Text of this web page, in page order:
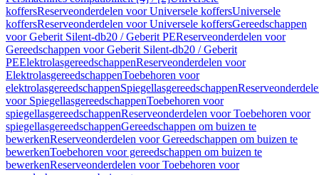
koffersReserveonderdelen voor Universele koffersUniversele
koffersReserveonderdelen voor Universele koffersGereedschappen
voor Geberit Silent-db20 / Geberit PEReserveonderdelen voor
Gereedschappen voor Geberit Silent-db20 / Geberit
PEElektrolasgereedschappenReserveonderdelen voor
ElektrolasgereedschappenToebehoren voor
elektrolasgereedschappenSpiegellasgereedschappen
voor SpiegellasgereedschappenToebehoren voor
spiegellasgereedschappenReserveonderdelen voor Toebehoren voor
spiegellasgereedschappenGereedschappen om buizen te
bewerkenReserveonderdelen voor Gereedschappen om buizen te
bewerkenToebehoren voor gereedschappen om buizen te
bewerkenReserveonderdelen voor Toebehoren voor